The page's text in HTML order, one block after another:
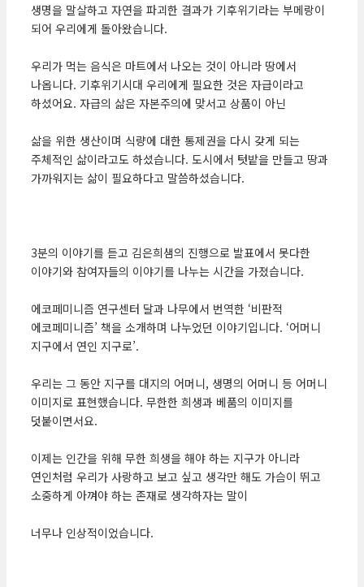
생명을 말살하고 자연을 파괴한 결과가 기후위기라는 부메랑이
되어 우리에게 돌아왔습니다.
우리가 먹는 음식은 마트에서 나오는 것이 아니라 땅에서
나옵니다. 기후위기시대 우리에게 필요한 것은 자급이라고
하셨어요. 자급의 삶은 자본주의에 맞서고 상품이 아닌
삶을 위한 생산이며 식량에 대한 통제권을 다시 갖게 되는
주체적인 삶이라고도 하셨습니다. 도시에서 텃밭을 만들고 땅과
가까워지는 삶이 필요하다고 말씀하셨습니다.
3분의 이야기를 듣고 김은희샘의 진행으로 발표에서 못다한
이야기와 참여자들의 이야기를 나누는 시간을 가졌습니다.
에코페미니즘 연구센터 달과 나무에서 번역한 ‘비판적
에코페미니즘’ 책을 소개하며 나누었던 이야기입니다. ‘어머니
지구에서 연인 지구로’.
우리는 그 동안 지구를 대지의 어머니, 생명의 어머니 등 어머니
이미지로 표현했습니다. 무한한 희생과 베품의 이미지를
덧붙이면서요.
이제는 인간을 위해 무한 희생을 해야 하는 지구가 아니라
연인처럼 우리가 사랑하고 보고 싶고 생각만 해도 가슴이 뛰고
소중하게 아껴야 하는 존재로 생각하자는 말이
너무나 인상적이었습니다.